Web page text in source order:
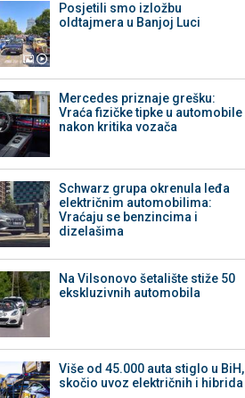
Posjetili smo izložbu
oldtajmera u Banjoj Luci
Mercedes priznaje grešku:
Vraća fizičke tipke u automobile
nakon kritika vozača
Schwarz grupa okrenula leđa
električnim automobilima:
Vraćaju se benzincima i
dizelašima
Na Vilsonovo šetalište stiže 50
ekskluzivnih automobila
Više od 45.000 auta stiglo u BiH,
skočio uvoz električnih i hibrida